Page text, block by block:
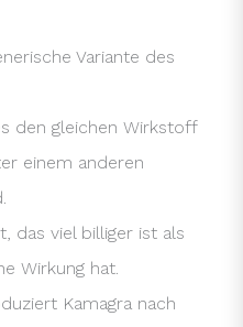
Variante des
den gleichen Wirkstoff
einem anderen
das viel billiger ist als
Wirkung hat.
Kamagra nach